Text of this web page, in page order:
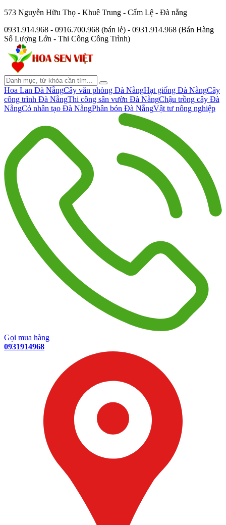
573 Nguyễn Hữu Thọ - Khuê Trung - Cẩm Lệ - Đà nẵng
0931.914.968 - 0916.700.968 (bán lẻ) - 0931.914.968 (Bán Hàng
Số Lượng Lớn - Thi Công Công Trình)
Hoa Lan Đà NẵngCây văn phòng Đà NẵngHạt giống Đà NẵngCây
công trình Đà NẵngThi công sân vườn Đà NẵngChậu trồng cây Đà
NẵngCỏ nhân tạo Đà NẵngPhân bón Đà NẵngVật tư nông nghiệp
Gọi mua hàng
0931914968